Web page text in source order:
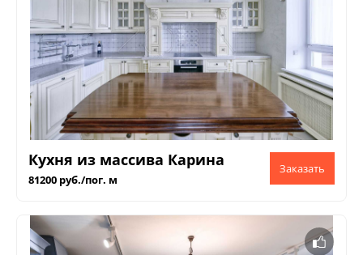
Кухня из массива Карина
81200 руб./пог. м